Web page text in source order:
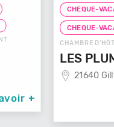
+
CHEQUE-
CHEQUE-
CHAMBRE D'HÔTES
LES
21640 Gilly